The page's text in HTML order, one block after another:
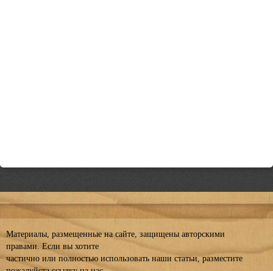
Материалы, размещенные на сайте, защищены авторскими
правами. Если вы хотите
частично или полностью использовать наши статьи, разместите